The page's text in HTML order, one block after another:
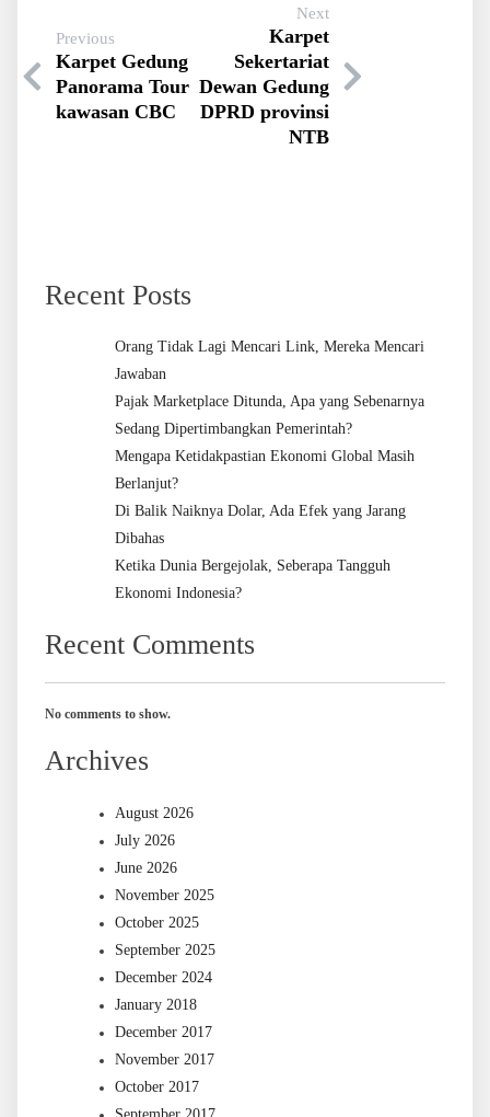
Previous
Karpet Gedung
Panorama Tour
kawasan CBC
Next
Karpet
Sekertariat
Dewan Gedung
DPRD provinsi
NTB
Recent Posts
Orang Tidak Lagi Mencari Link, Mereka Mencari
Jawaban
Pajak Marketplace Ditunda, Apa yang Sebenarnya
Sedang Dipertimbangkan Pemerintah?
Mengapa Ketidakpastian Ekonomi Global Masih
Berlanjut?
Di Balik Naiknya Dolar, Ada Efek yang Jarang
Dibahas
Ketika Dunia Bergejolak, Seberapa Tangguh
Ekonomi Indonesia?
Recent Comments
No comments to show.
Archives
August 2026
July 2026
June 2026
November 2025
October 2025
September 2025
December 2024
January 2018
December 2017
November 2017
October 2017